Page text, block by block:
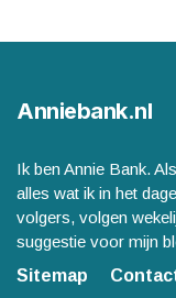
Anniebank.nl
Ik ben Annie Bank.
alles wat ik in het
volgers, volgen
suggestie voor mijn
Sitemap